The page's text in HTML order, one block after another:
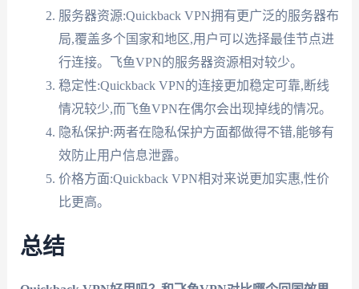
服务器资源:Quickback VPN拥有更广泛的服务器布
局,覆盖多个国家和地区,用户可以选择最佳节点进
行连接。飞鱼VPN的服务器资源相对较少。
稳定性:Quickback VPN的连接更加稳定可靠,断线
情况较少,而飞鱼VPN在偶尔会出现掉线的情况。
隐私保护:两者在隐私保护方面都做得不错,能够有
效防止用户信息泄露。
价格方面:Quickback VPN相对来说更加实惠,性价
比更高。
总结